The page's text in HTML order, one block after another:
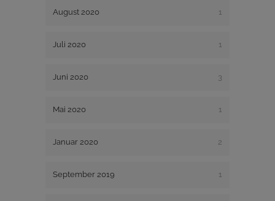
August 2020 1
Juli 2020 1
Juni 2020 3
Mai 2020 1
Januar 2020 2
September 2019 1